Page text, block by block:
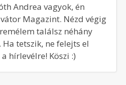
Andrea vagyok, én
Magazint. Nézd végig
találsz néhány
Ha tetszik, ne felejts el
hírlevélre! Köszi :)